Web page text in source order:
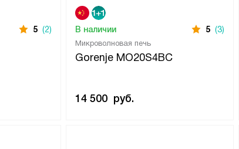
5 (2)
Микроволновая печь
Gorenje MO20S4BC
В наличии 5 (3)
14 500 руб.